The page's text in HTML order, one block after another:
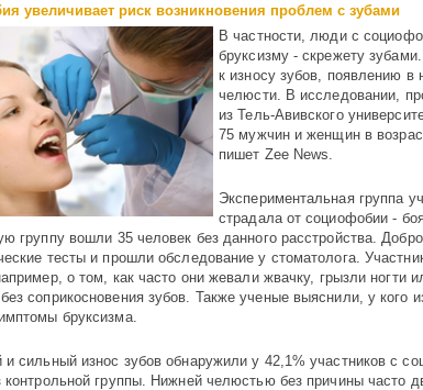
увеличивает риск возникновения проблем с зубами
В частности, люди с
бруксизму - скрежету
к износу зубов, появлению в
челюсти. В исследовании,
из Тель-Авивского
75 мужчин и женщин в
пишет Zee News.
Экспериментальная группа
страдала от социофобии -
группу вошли 35 человек без данного расстройства.
тесты и прошли обследование у стоматолога.
о том, как часто они жевали жвачку, грызли ногти
соприкосновения зубов. Также ученые выяснили, у кого
бруксизма.
сильный износ зубов обнаружили у 42,1% участников с
контрольной группы. Нижней челюстью без причины часто